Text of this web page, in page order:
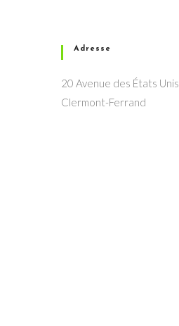
Adresse
20 Avenue des États
Clermont-Ferrand